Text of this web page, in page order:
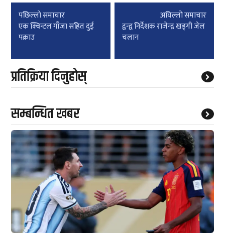
Post
navigation
पछिल्लाे समाचार
एक क्विन्टल गाँजा सहित दुई
पक्राउ
अघिल्लाे समाचार
द्वन्द्व निर्देशक राजेन्द्र खड्गी जेल
चलान
प्रतिक्रिया दिनुहोस्
सम्बन्धित खबर